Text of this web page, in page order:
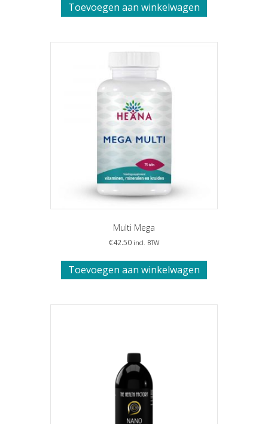
Toevoegen aan winkelwagen
Multi Mega
€42.50 incl. BTW
Toevoegen aan winkelwagen